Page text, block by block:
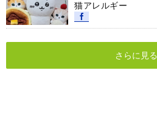
猫アレルギー
さらに見る